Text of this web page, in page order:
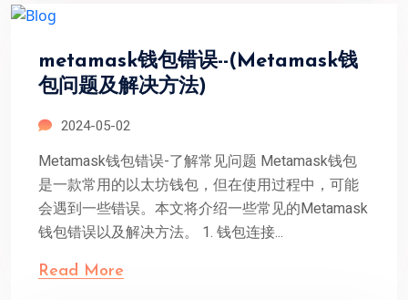
metamask钱包错误--(Metamask钱
包问题及解决方法)
2024-05-02
Metamask钱包错误-了解常见问题 Metamask钱包
是一款常用的以太坊钱包，但在使用过程中，可能
会遇到一些错误。本文将介绍一些常见的Metamask
钱包错误以及解决方法。 1. 钱包连接...
Read More